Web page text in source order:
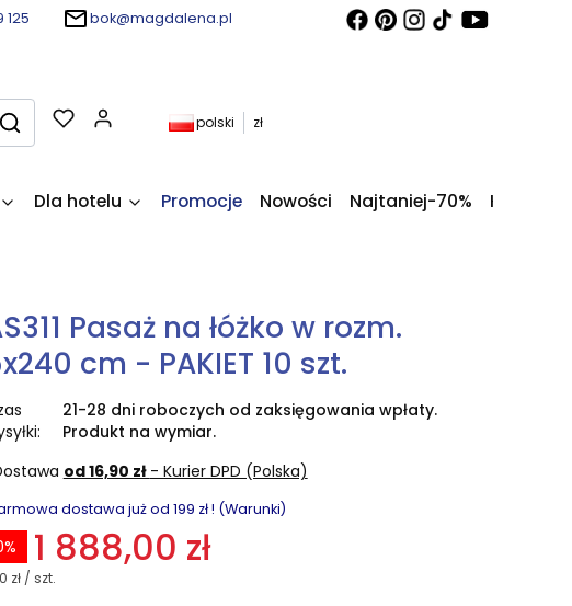
125 bok@magdalena.pl
Szukaj
Produkty w koszyku: 0. Zobacz szczegóły
polski zł
Dla hotelu Promocje Nowości Najtaniej-70% Kupony
Pasaż na łóżko w rozm.
cm - PAKIET 10 szt.
21-28 dni roboczych od zaksięgowania wpłaty.
Produkt na wymiar.
od 16,90 zł - Kurier DPD (Polska)
dostawa już od 199 zł ! (Warunki)
1 888,00 zł
zł / szt.